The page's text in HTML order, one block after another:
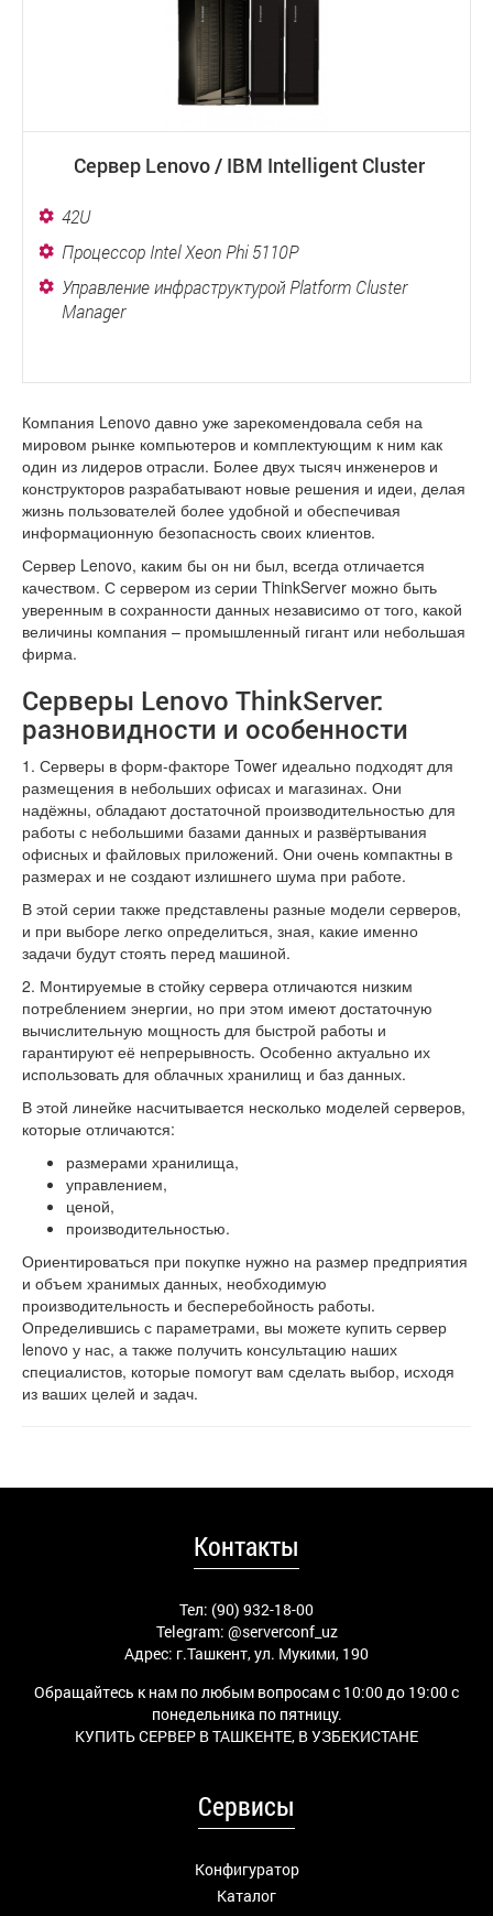
Сервер Lenovo / IBM Intelligent Cluster
42U
Процессор Intel Xeon Phi 5110P
Управление инфраструктурой Platform Cluster
Manager
Компания Lenovo давно уже зарекомендовала себя на
мировом рынке компьютеров и комплектующим к ним как
один из лидеров отрасли. Более двух тысяч инженеров и
конструкторов разрабатывают новые решения и идеи, делая
жизнь пользователей более удобной и обеспечивая
информационную безопасность своих клиентов.
Сервер Lenovo, каким бы он ни был, всегда отличается
качеством. С сервером из серии ThinkServer можно быть
уверенным в сохранности данных независимо от того, какой
величины компания – промышленный гигант или небольшая
фирма.
Серверы Lenovo ThinkServer:
разновидности и особенности
1. Серверы в форм-факторе Tower идеально подходят для
размещения в небольших офисах и магазинах. Они
надёжны, обладают достаточной производительностью для
работы с небольшими базами данных и развёртывания
офисных и файловых приложений. Они очень компактны в
размерах и не создают излишнего шума при работе.
В этой серии также представлены разные модели серверов,
и при выборе легко определиться, зная, какие именно
задачи будут стоять перед машиной.
2. Монтируемые в стойку сервера отличаются низким
потреблением энергии, но при этом имеют достаточную
вычислительную мощность для быстрой работы и
гарантируют её непрерывность. Особенно актуально их
использовать для облачных хранилищ и баз данных.
В этой линейке насчитывается несколько моделей серверов,
которые отличаются:
размерами хранилища,
управлением,
ценой,
производительностью.
Ориентироваться при покупке нужно на размер предприятия
и объем хранимых данных, необходимую
производительность и бесперебойность работы.
Определившись с параметрами, вы можете купить сервер
lenovo у нас, а также получить консультацию наших
специалистов, которые помогут вам сделать выбор, исходя
из ваших целей и задач.
Контакты
Тел: (90) 932-18-00
Telegram: @serverconf_uz
Адрес: г.Ташкент, ул. Мукими, 190
Обращайтесь к нам по любым вопросам с 10:00 до 19:00 с
понедельника по пятницу.
КУПИТЬ СЕРВЕР В ТАШКЕНТЕ, В УЗБЕКИСТАНЕ
Сервисы
Конфигуратор
Каталог